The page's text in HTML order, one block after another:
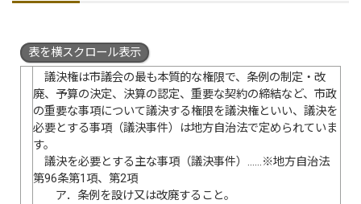
表を横スクロール表示
議決権は市議会の最も本質的な権限で、条例の制定・改
廃、予算の決定、決算の認定、重要な契約の締結など、市政
の重要な事項について議決する権限を議決権といい、議決を
必要とする事項（議決事件）は地方自治法で定められていま
す。
議決を必要とする主な事項（議決事件）……※地方自治法
第96条第1項、第2項
ア．条例を設け又は改廃すること。